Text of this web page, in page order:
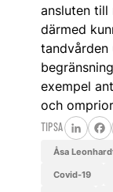
ansluten till
därmed
tandvården
exempel
och
TIPSA
Åsa
covid-19